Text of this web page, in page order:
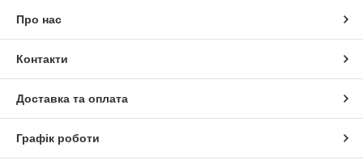
Про нас
Контакти
Доставка та оплата
Графік роботи